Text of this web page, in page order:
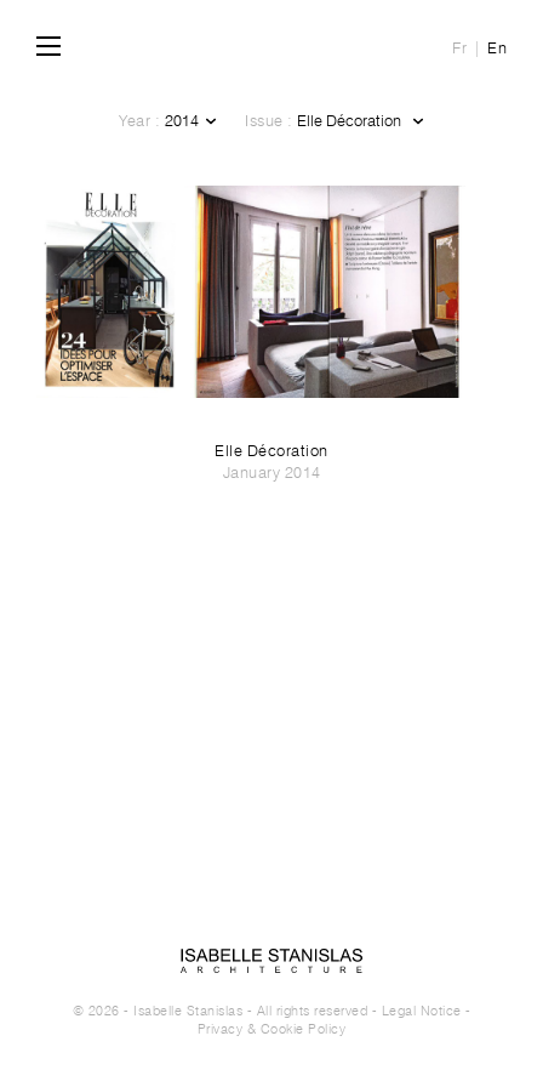
Fr En
Year : Issue :
Elle Décoration
January 2014
© 2026 - Isabelle Stanislas - All rights reserved - Legal Notice -
Privacy & Cookie Policy